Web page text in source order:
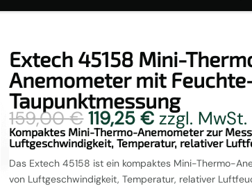
Extech 45158 Mini-
Anemometer mit
Taupunktmessung
159,00€Ursprünglicher
Preis
war:
159,00 €
119,25€Aktueller
Preis
ist:
119,25 €.
zzgl. MwSt.
Kompaktes Mini-Thermo-Anemometer zur
Luftgeschwindigkeit, Temperatur, relativer
Das Extech 45158 ist ein kompaktes Mini-Thermo-
von Luftgeschwindigkeit, Temperatur, relativer